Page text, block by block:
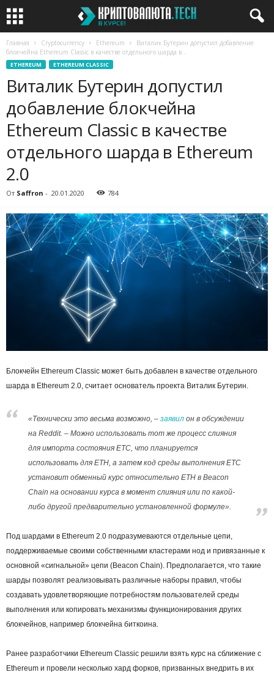
Главная Cryptocurrency Ethereum
Виталик Бутерин допустил добавление
блокчейна Ethereum Classic в качестве отдельного шарда в...
ETHEREUM ETHEREUM CLASSIC
Виталик Бутерин допустил
добавление блокчейна
Ethereum Classic в качестве
отдельного шарда в Ethereum
2.0
От Saffron - 20.01.2020 784
Блокчейн Ethereum Classic может быть добавлен в качестве отдельного
шарда в Ethereum 2.0, считает основатель проекта Виталик Бутерин.
«Технически это весьма возможно, – заявил он в обсуждении
на Reddit. – Можно использовать тот же процесс слияния
для импорта состояния ETC, что планируется
использовать для ETH, а затем код среды выполнения ETC
установит обменный курс относительно ETH в Beacon
Chain на основании курса в момент слияния или по какой-
либо другой предварительно установленной формуле».
Под шардами в Ethereum 2.0 подразумеваются отдельные цепи,
поддерживаемые своими собственными кластерами нод и привязанные к
основной «сигнальной» цепи (Beacon Chain). Предполагается, что такие
шарды позволят реализовывать различные наборы правил, чтобы
создавать удовлетворяющие потребностям пользователей среды
выполнения или копировать механизмы функционирования других
блокчейнов, например блокчейна биткоина.
Ранее разработчики Ethereum Classic решили взять курс на сближение с
Ethereum и провели несколько хард форков, призванных внедрить в их